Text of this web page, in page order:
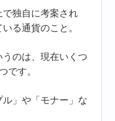
独自に考案され
る通貨のこと。
のは、現在いくつ
です。
」や「モナー」な